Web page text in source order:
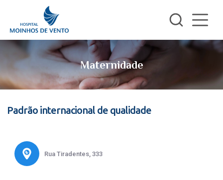
Maternidade
Padrão internacional de qualidade
Rua Tiradentes, 333